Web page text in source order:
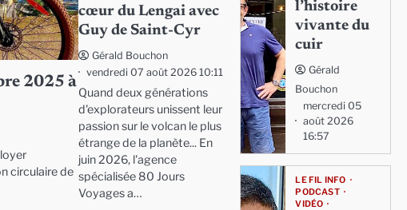
2025 à
circulaire de
cœur du Lengai avec
Guy de Saint-Cyr
Gérald Bouchon
vendredi 07 août 2026 10:11
Quand deux générations
d'explorateurs unissent leur
passion sur le volcan le plus
étrange de la planète... En
juin 2026, l'agence
spécialisée 80 Jours
Voyages a…
l’histoire
vivante du
cuir
Gérald
Bouchon
mercredi 05
août 2026
16:57
LE FIL INFO
PODCAST
VIDÉO